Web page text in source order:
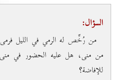
السؤال:
من رُخِّص له الرمي في الليل فرمى
من منى، هل عليه الحضور في منى
للإفاضة؟